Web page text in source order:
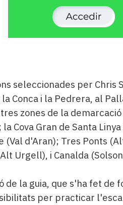
seleccionades per Chris
Conca i la Pedrera, al
zones de la
Cova Gran de Santa
(Val d'Aran); Tres Ponts
Urgell), i Canalda
de la guia, que s'ha fet de
per practicar